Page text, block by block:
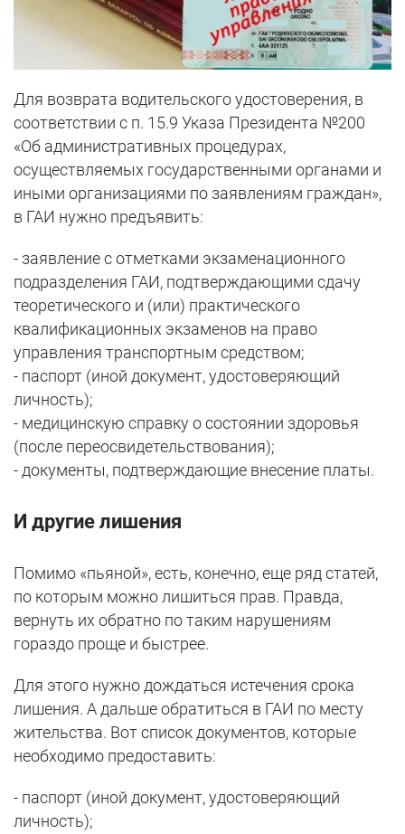
Для возврата водительского удостоверения, в
соответствии с п. 15.9 Указа Президента №200
«Об административных процедурах,
осуществляемых государственными органами и
иными организациями по заявлениям граждан»,
в ГАИ нужно предъявить:
- заявление с отметками экзаменационного
подразделения ГАИ, подтверждающими сдачу
теоретического и (или) практического
квалификационных экзаменов на право
управления транспортным средством;
- паспорт (иной документ, удостоверяющий
личность);
- медицинскую справку о состоянии здоровья
(после переосвидетельствования);
- документы, подтверждающие внесение платы.
И другие лишения
Помимо «пьяной», есть, конечно, еще ряд статей,
по которым можно лишиться прав. Правда,
вернуть их обратно по таким нарушениям
гораздо проще и быстрее.
Для этого нужно дождаться истечения срока
лишения. А дальше обратиться в ГАИ по месту
жительства. Вот список документов, которые
необходимо предоставить:
- паспорт (иной документ, удостоверяющий
личность);